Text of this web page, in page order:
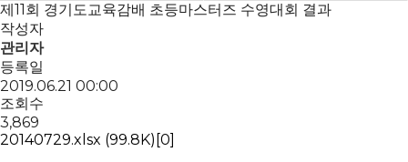
제11회 경기도교육감배 초등마스터즈 수영대회 결과
작성자
관리자
등록일
2019.06.21 00:00
조회수
3,869
20140729.xlsx (99.8K) [0]